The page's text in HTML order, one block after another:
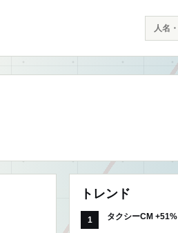
索
トレンド
タクシーCM +51%